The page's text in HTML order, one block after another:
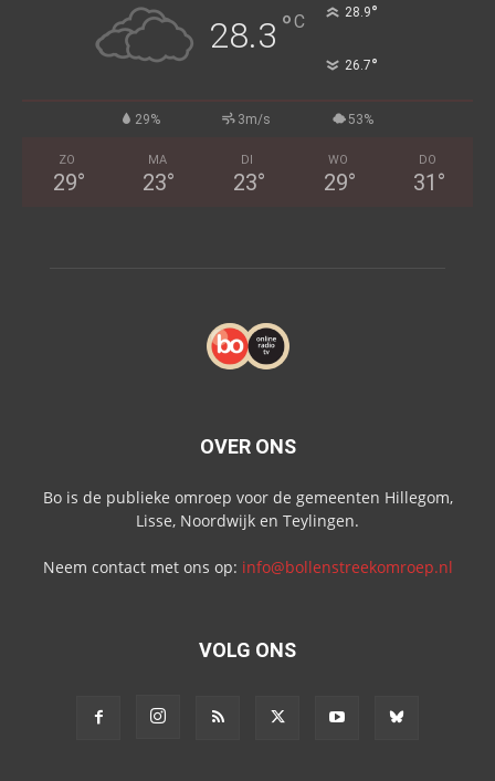
28.3 °C 28.9°
26.7°
29% 3m/s 53%
ZO
29°
MA
23°
DI
23°
WO
29°
DO
31 °
OVER ONS
Bo is de publieke omroep voor de gemeenten Hillegom,
Lisse, Noordwijk en Teylingen.
Neem contact met ons op: info@bollenstreekomroep.nl
VOLG ONS